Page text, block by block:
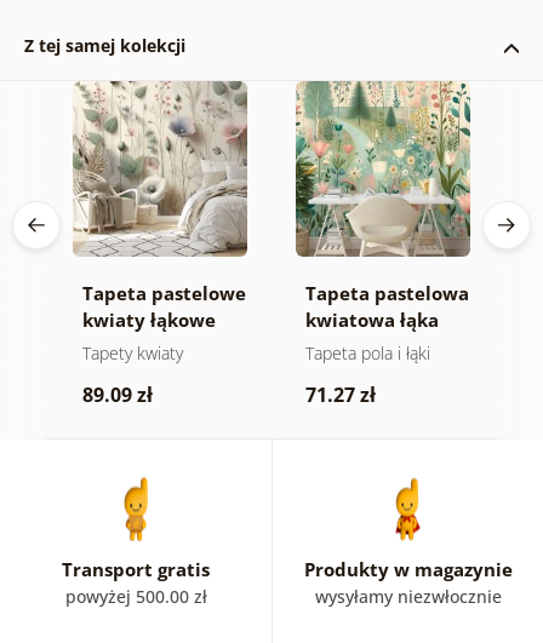
Z tej samej kolekcji
Tapeta pastelowe
kwiaty łąkowe
Tapety kwiaty
89.09 zł
Tapeta pastelowa
kwiatowa łąka
Tapeta pola i łąki
71.27 zł
Transport gratis
powyżej 500.00 zł
Produkty w magazynie
wysyłamy niezwłocznie